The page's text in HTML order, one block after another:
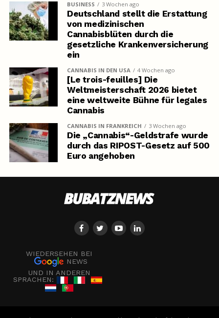
BUSINESS 3 Wochen ago
Deutschland stellt die Erstattung
von medizinischen
Cannabisblüten durch die
gesetzliche Krankenversicherung
ein
CANNABIS IN DEN USA 4 Wochen ago
[Le trois-feuilles] Die
Weltmeisterschaft 2026 bietet
eine weltweite Bühne für legales
Cannabis
CANNABIS IN FRANKREICH 3 Wochen ago
Die „Cannabis“-Geldstrafe wurde
durch das RIPOST-Gesetz auf 500
Euro angehoben
WIEDERSEHEN BEI
NEWS
UND IN ANDEREN
SPRACHEN: